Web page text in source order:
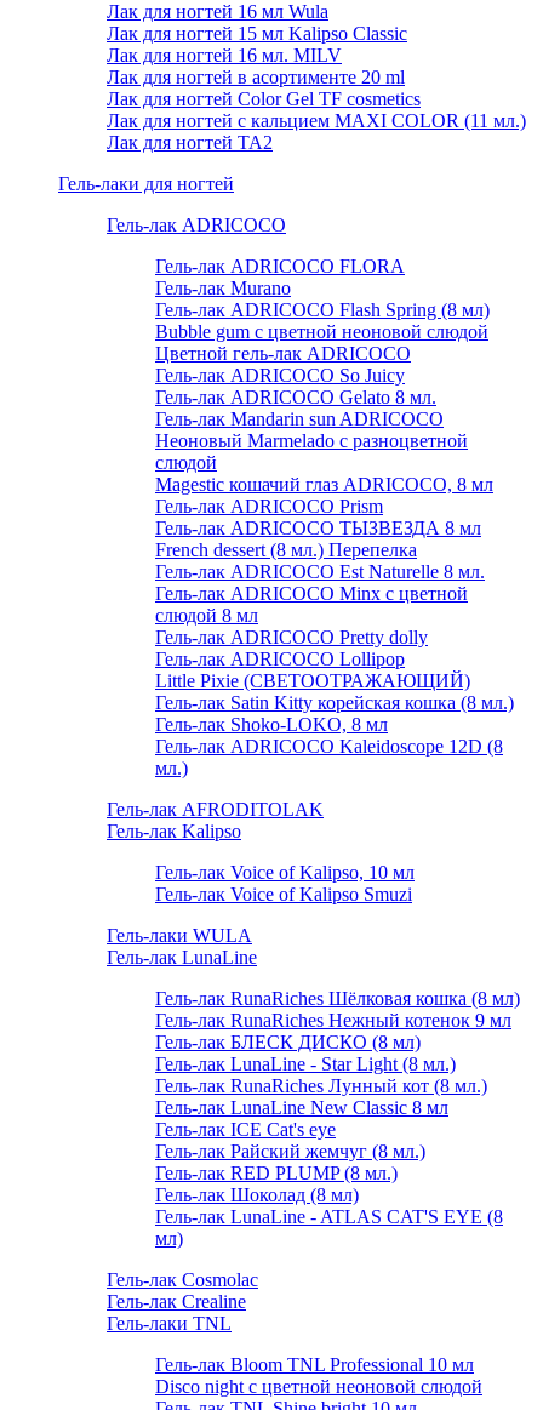
Лак для ногтей 16 мл Wula
Лак для ногтей 15 мл Kalipso Classic
Лак для ногтей 16 мл. MILV
Лак для ногтей в асортименте 20 ml
Лак для ногтей Color Gel TF cosmetics
Лак для ногтей с кальцием MAXI COLOR (11 мл.)
Лак для ногтей TA2
Гель-лаки для ногтей
Гель-лак ADRICOCO
Гель-лак ADRICOCO FLORA
Гель-лак Murano
Гель-лак ADRICOCO Flash Spring (8 мл)
Bubble gum с цветной неоновой слюдой
Цветной гель-лак ADRICOCO
Гель-лак ADRICOCO So Juicy
Гель-лак ADRICOCO Gelato 8 мл.
Гель-лак Mandarin sun ADRICOCO
Неоновый Marmelado с разноцветной
слюдой
Magestic кошачий глаз ADRICOCO, 8 мл
Гель-лак ADRICOCO Prism
Гель-лак ADRICOCO ТЫЗВЕЗДА 8 мл
French dessert (8 мл.) Перепелка
Гель-лак ADRICOCO Est Naturelle 8 мл.
Гель-лак ADRICOCO Minx с цветной
слюдой 8 мл
Гель-лак ADRICOCO Pretty dolly
Гель-лак ADRICOCO Lollipop
Little Pixie (СВЕТООТРАЖАЮЩИЙ)
Гель-лак Satin Kitty корейская кошка (8 мл.)
Гель-лак Shoko-LOKO, 8 мл
Гель-лак ADRICOCO Kaleidoscope 12D (8
мл.)
Гель-лак AFRODITOLAK
Гель-лак Kalipso
Гель-лак Voice of Kalipso, 10 мл
Гель-лак Voice of Kalipso Smuzi
Гель-лаки WULA
Гель-лак LunaLine
Гель-лак RunaRiches Шёлковая кошка (8 мл)
Гель-лак RunaRiches Нежный котенок 9 мл
Гель-лак БЛЕСК ДИСКО (8 мл)
Гель-лак LunaLine - Star Light (8 мл.)
Гель-лак RunaRiches Лунный кот (8 мл.)
Гель-лак LunaLine New Classic 8 мл
Гель-лак ICE Cat's eye
Гель-лак Райский жемчуг (8 мл.)
Гель-лак RED PLUMP (8 мл.)
Гель-лак Шоколад (8 мл)
Гель-лак LunaLine - ATLAS CAT'S EYE (8
мл)
Гель-лак Cosmolac
Гель-лак Crealine
Гель-лаки TNL
Гель-лак Bloom TNL Professional 10 мл
Disco night с цветной неоновой слюдой